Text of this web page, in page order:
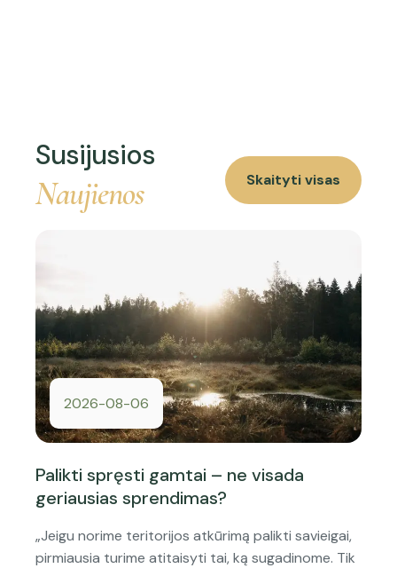
Susijusios
Naujienos Skaityti visas
2026-08-06
Palikti spręsti gamtai – ne visada
geriausias sprendimas?
„Jeigu norime teritorijos atkūrimą palikti savieigai,
pirmiausia turime atitaisyti tai, ką sugadinome. Tik